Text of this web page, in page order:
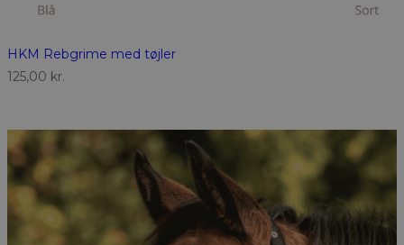
HKM Rebgrime med tøjler
125,00 kr.